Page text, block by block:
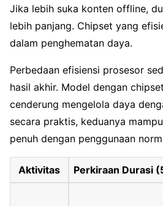
Jika lebih suka konten offline,
lebih panjang. Chipset yang
dalam penghematan daya.
Perbedaan efisiensi prosesor
hasil akhir. Model dengan
cenderung mengelola daya
secara praktis, keduanya
penuh dengan penggunaan
Aktivitas Perkiraan Durasi